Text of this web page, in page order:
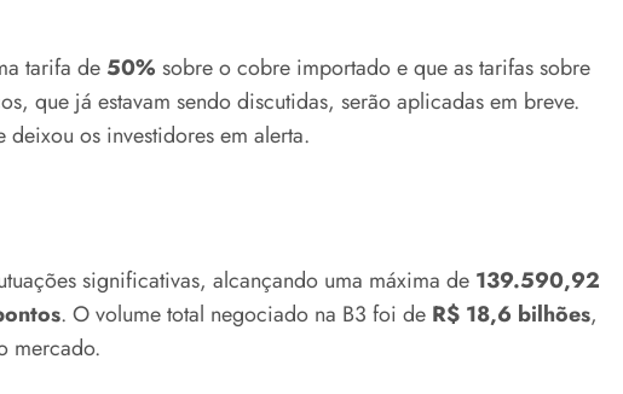
tarifa de 50% sobre o cobre importado e que as tarifas sobre
que já estavam sendo discutidas, serão aplicadas em breve.
deixou os investidores em alerta.
significativas, alcançando uma máxima de 139.590,92
. O volume total negociado na B3 foi de R$ 18,6 bilhões,
mercado.